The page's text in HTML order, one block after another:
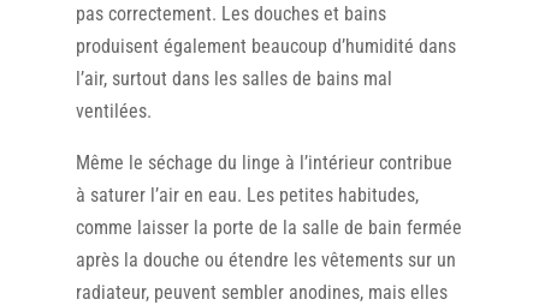
pas correctement. Les douches et bains
produisent également beaucoup d’humidité dans
l’air, surtout dans les salles de bains mal
ventilées.
Même le séchage du linge à l’intérieur contribue
à saturer l’air en eau. Les petites habitudes,
comme laisser la porte de la salle de bain fermée
après la douche ou étendre les vêtements sur un
radiateur, peuvent sembler anodines, mais elles